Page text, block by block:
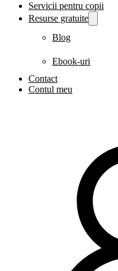
Servicii pentru copii
Resurse gratuite
Blog
Ebook-uri
Contact
Contul meu